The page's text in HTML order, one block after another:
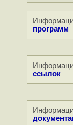
программ
ссылок